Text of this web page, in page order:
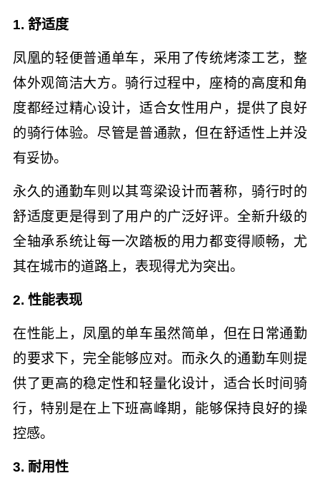
1. 舒适度
凤凰的轻便普通单车，采用了传统烤漆工艺，整
体外观简洁大方。骑行过程中，座椅的高度和角
度都经过精心设计，适合女性用户，提供了良好
的骑行体验。尽管是普通款，但在舒适性上并没
有妥协。
永久的通勤车则以其弯梁设计而著称，骑行时的
舒适度更是得到了用户的广泛好评。全新升级的
全轴承系统让每一次踏板的用力都变得顺畅，尤
其在城市的道路上，表现得尤为突出。
2. 性能表现
在性能上，凤凰的单车虽然简单，但在日常通勤
的要求下，完全能够应对。而永久的通勤车则提
供了更高的稳定性和轻量化设计，适合长时间骑
行，特别是在上下班高峰期，能够保持良好的操
控感。
3. 耐用性